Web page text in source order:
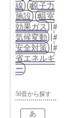
線
原子力
施設
温室
効果ガス
気候変動
安全対策
省エネルギ
ー
50音から探す
あ